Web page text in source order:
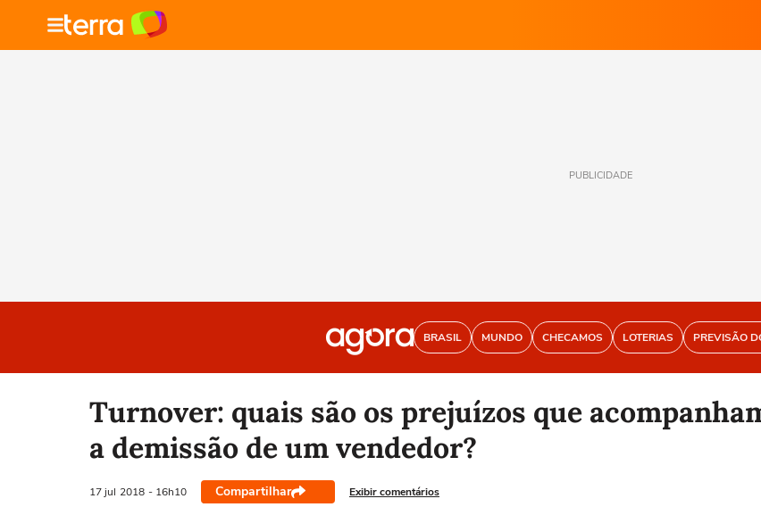
PUBLICIDADE
BRASIL MUNDO CHECAMOS LOTERIAS PREVISÃO
Turnover: quais são os prejuízos que
a demissão de um vendedor?
17 jul 2018 - 16h10 Compartilhar Exibir comentários